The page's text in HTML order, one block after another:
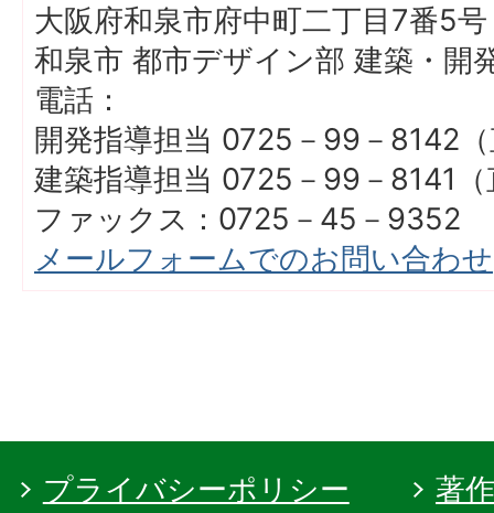
大阪府和泉市府中町二丁目7番5号
和泉市 都市デザイン部 建築・開
電話：
開発指導担当 0725－99－8142
建築指導担当 0725－99－8141（
ファックス：0725－45－9352
メールフォームでのお問い合わせ
プライバシーポリシー
著